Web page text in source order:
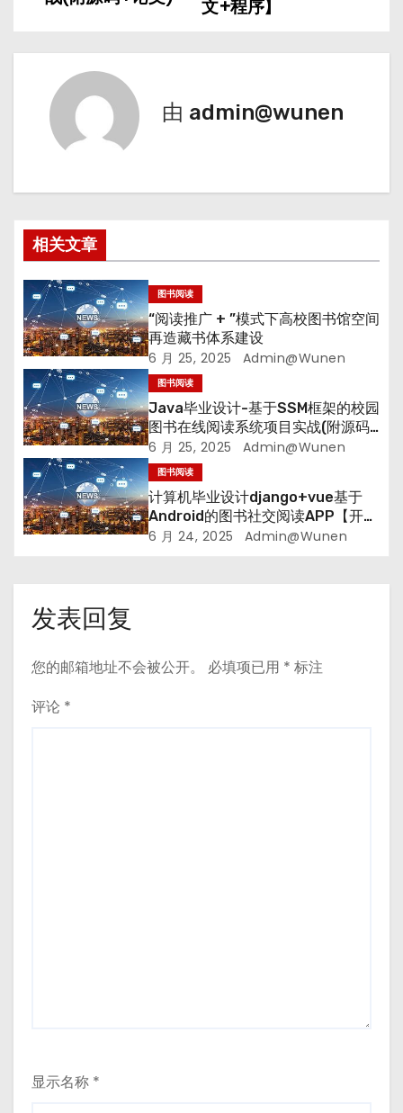
导
航
文+程序】
由 admin@wunen
相关文章
图书阅读
“阅读推广 + ”模式下高校图书馆空间
再造藏书体系建设
6 月 25, 2025 Admin@wunen
图书阅读
Java毕业设计-基于SSM框架的校园
图书在线阅读系统项目实战(附源码
+论文)
6 月 25, 2025 Admin@wunen
图书阅读
计算机毕业设计django+vue基于
Android的图书社交阅读APP【开题
+论文+程序】
6 月 24, 2025 Admin@wunen
发表回复
您的邮箱地址不会被公开。 必填项已用 * 标注
评论 *
显示名称 *